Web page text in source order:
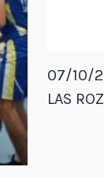
07/10/
LAS